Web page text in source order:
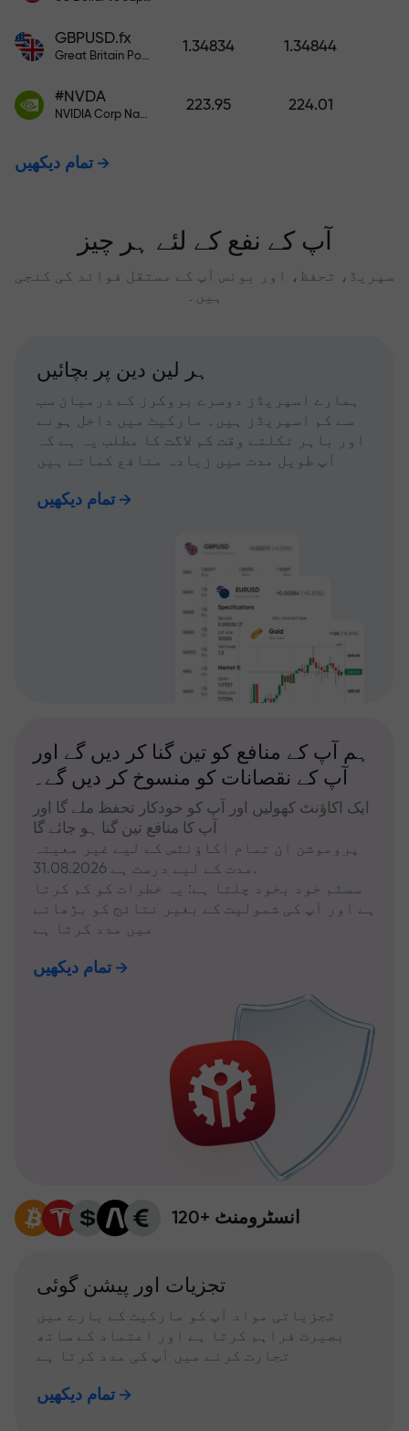
GBPUSD.fx
Great Britain Pound vs US Dollar
1.34834 1.34844
#NVDA
NVIDIA Corp Nasdaq Stock Exchange (Nasdaq) USD
223.95 224.01
تمام دیکھیں
آپ کے نفع کے لئے ہر چیز
سپریڈ، تحفظ، اور بونس آپ کے مستقل فوائد کی کنجی
ہیں۔
ہر لین دین پر بچائیں
ہمارے اسپریڈز دوسرے بروکرز کے درمیان سب
سے کم اسپریڈز ہیں۔ مارکیٹ میں داخل ہونے
اور باہر نکلتے وقت کم لاگت کا مطلب یہ ہے کہ
آپ طویل مدت میں زیادہ منافع کماتے ہیں
تمام دیکھیں
ہم آپ کے منافع کو تین گنا کر دیں گے اور
آپ کے نقصانات کو منسوخ کر دیں گے۔
ایک اکاؤنٹ کھولیں اور آپ کو خودکار تحفظ ملے گا اور
آپ کا منافع تین گنا ہو جائے گا
پروموشن ان تمام اکاؤنٹس کے لیے غیر معینہ
مدت کے لیے درست ہے 31.08.2026.
سسٹم خود بخود چلتا ہے: یہ خطرات کو کم کرتا
ہے اور آپ کی شمولیت کے بغیر نتائج کو بڑھانے
میں مدد کرتا ہے
تمام دیکھیں
120+ انسٹرومنٹ
تجزیات اور پیشن گوئی
تجزیاتی مواد آپ کو مارکیٹ کے بارے میں
بصیرت فراہم کرتا ہے اور اعتماد کے ساتھ
تجارت کرنے میں آپ کی مدد کرتا ہے
تمام دیکھیں